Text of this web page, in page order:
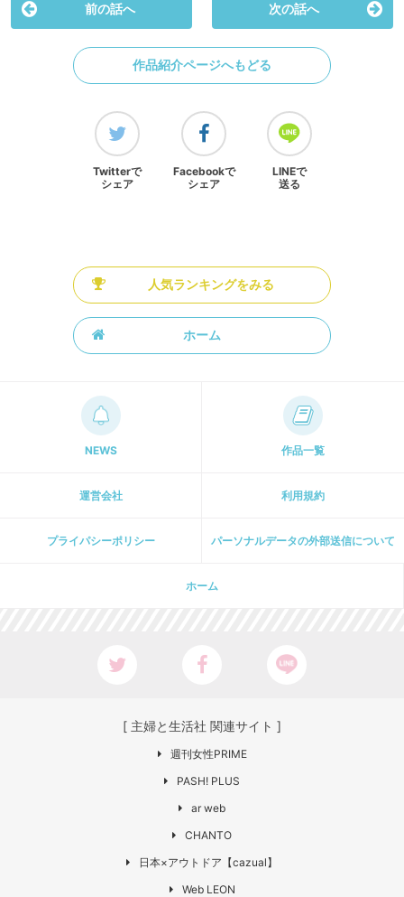
前の話へ 次の話へ
作品紹介ページへもどる
Twitterで
シェア
Facebookで
シェア
LINEで
送る
人気ランキングをみる
ホーム
NEWS 作品一覧
運営会社 利用規約
プライパシーポリシー パーソナルデータの外部送信について
ホーム
[ 主婦と生活社 関連サイト ]
週刊女性PRIME
PASH! PLUS
ar web
CHANTO
日本×アウトドア【cazual】
Web LEON